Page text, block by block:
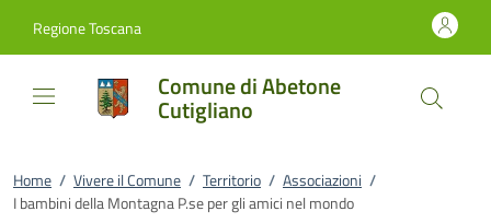
Regione Toscana
Comune di Abetone
Cutigliano
Home / Vivere il Comune / Territorio / Associazioni /
I bambini della Montagna P.se per gli amici nel mondo